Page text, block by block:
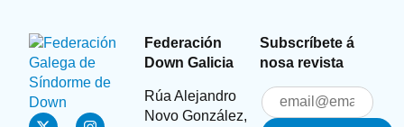
Federación
Down Galicia
Rúa Alejandro
Novo González,
Subscríbete á
nosa revista